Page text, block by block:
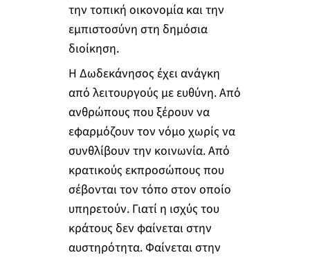
την τοπική οικονομία και την
εμπιστοσύνη στη δημόσια
διοίκηση.
Η Δωδεκάνησος έχει ανάγκη
από λειτουργούς με ευθύνη. Από
ανθρώπους που ξέρουν να
εφαρμόζουν τον νόμο χωρίς να
συνθλίβουν την κοινωνία. Από
κρατικούς εκπροσώπους που
σέβονται τον τόπο στον οποίο
υπηρετούν. Γιατί η ισχύς του
κράτους δεν φαίνεται στην
αυστηρότητα. Φαίνεται στην